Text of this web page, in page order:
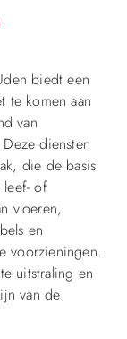
biedt een
te komen aan
van
diensten
die de basis
leef- of
vloeren,
en
voorzieningen.
uitstraling en
van de